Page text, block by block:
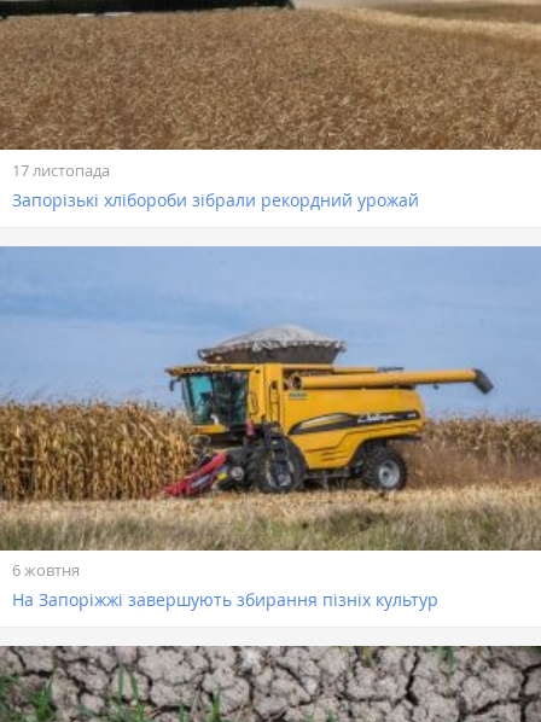
17 листопада
Запорізькі хлібороби зібрали рекордний урожай
6 жовтня
На Запоріжжі завершують збирання пізніх культур